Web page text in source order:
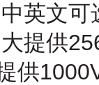
中英文可
大提供
供